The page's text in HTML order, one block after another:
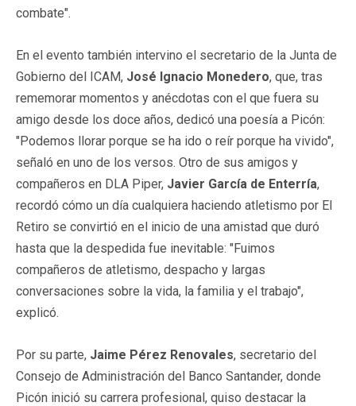
combate".
En el evento también intervino el secretario de la Junta de
Gobierno del ICAM, José Ignacio Monedero, que, tras
rememorar momentos y anécdotas con el que fuera su
amigo desde los doce años, dedicó una poesía a Picón:
"Podemos llorar porque se ha ido o reír porque ha vivido",
señaló en uno de los versos. Otro de sus amigos y
compañeros en DLA Piper, Javier García de Enterría,
recordó cómo un día cualquiera haciendo atletismo por El
Retiro se convirtió en el inicio de una amistad que duró
hasta que la despedida fue inevitable: "Fuimos
compañeros de atletismo, despacho y largas
conversaciones sobre la vida, la familia y el trabajo",
explicó.
Por su parte, Jaime Pérez Renovales, secretario del
Consejo de Administración del Banco Santander, donde
Picón inició su carrera profesional, quiso destacar la